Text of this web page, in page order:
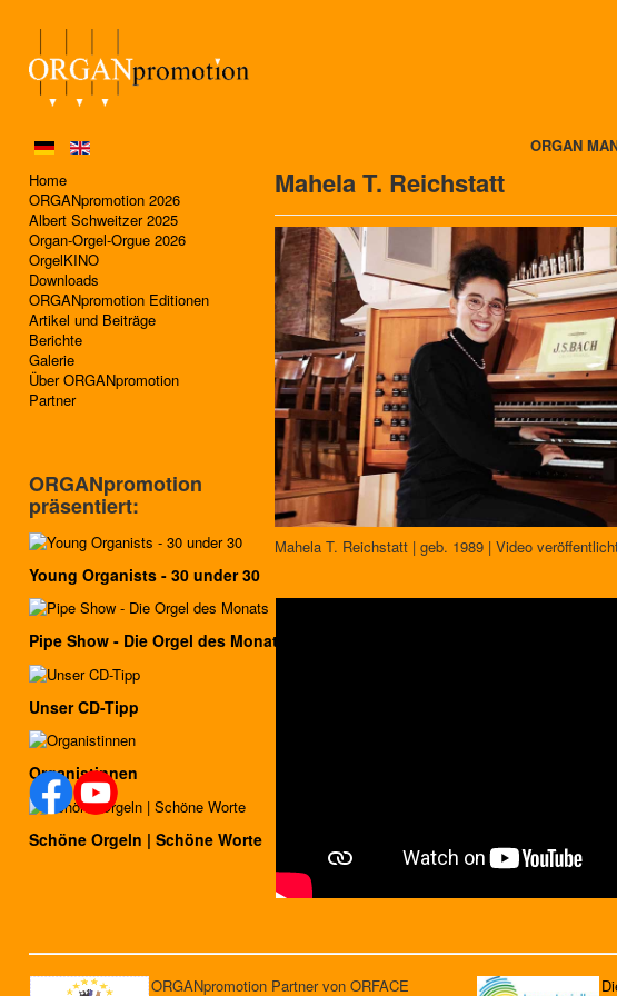
Home
ORGANpromotion 2026
Albert Schweitzer 2025
Organ-Orgel-Orgue 2026
OrgelKINO
Downloads
ORGANpromotion Editionen
Artikel und Beiträge
Berichte
Galerie
Über ORGANpromotion
Partner
ORGAN
Mahela T. Reichstatt
Mahela T. Reichstatt | geb. 1989 | Video
ORGANpromotion
präsentiert:
Young Organists - 30 under 30
Pipe Show - Die Orgel des Monats
Unser CD-Tipp
Organistinnen
Schöne Orgeln | Schöne Worte
ORGANpromotion Partner von ORFACE